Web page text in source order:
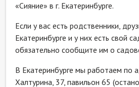
«Сияние» в г. Екатеринбурге.
Если у вас есть родственники,
Екатеринбурге и у них есть свой
обязательно сообщите им о
В Екатеринбурге мы работаем по
Халтурина, 37, павильон 65